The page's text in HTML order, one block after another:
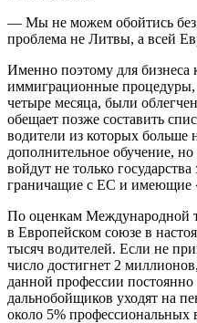
— Мы не можем обойтись без
проблема не Литвы, а всей
Именно поэтому для бизнеса
иммиграционные процедуры,
четыре месяца, были
обещает позже составить
водители из которых больше
дополнительное обучение,
войдут не только
граничащие с ЕС и имеющие
По оценкам Международной
в Европейском союзе в
тысяч водителей. Если не
число достигнет 2
данной профессии постоянно
дальнобойщиков уходят на
около 5% профессиональных